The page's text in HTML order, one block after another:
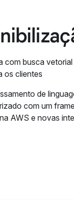
busca
os clientes
de
com um
AWS e novas